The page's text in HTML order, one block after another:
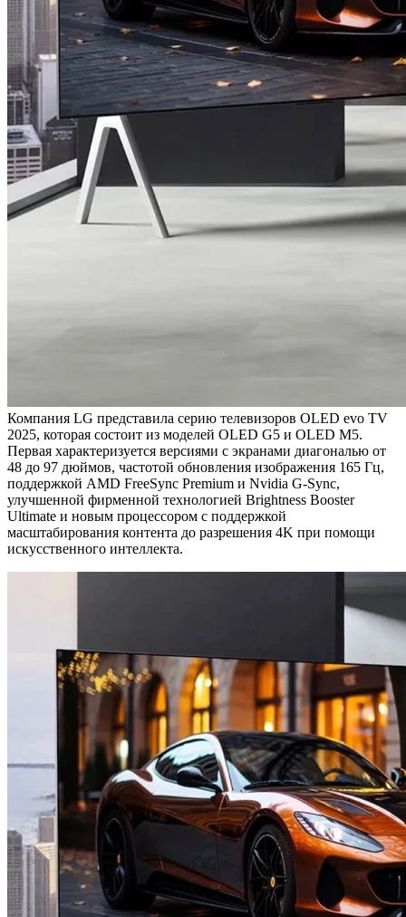
Компания LG представила серию телевизоров OLED evo TV
2025, которая состоит из моделей OLED G5 и OLED M5.
Первая характеризуется версиями с экранами диагональю от
48 до 97 дюймов, частотой обновления изображения 165 Гц,
поддержкой AMD FreeSync Premium и Nvidia G-Sync,
улучшенной фирменной технологией Brightness Booster
Ultimate и новым процессором с поддержкой
масштабирования контента до разрешения 4K при помощи
искусственного интеллекта.